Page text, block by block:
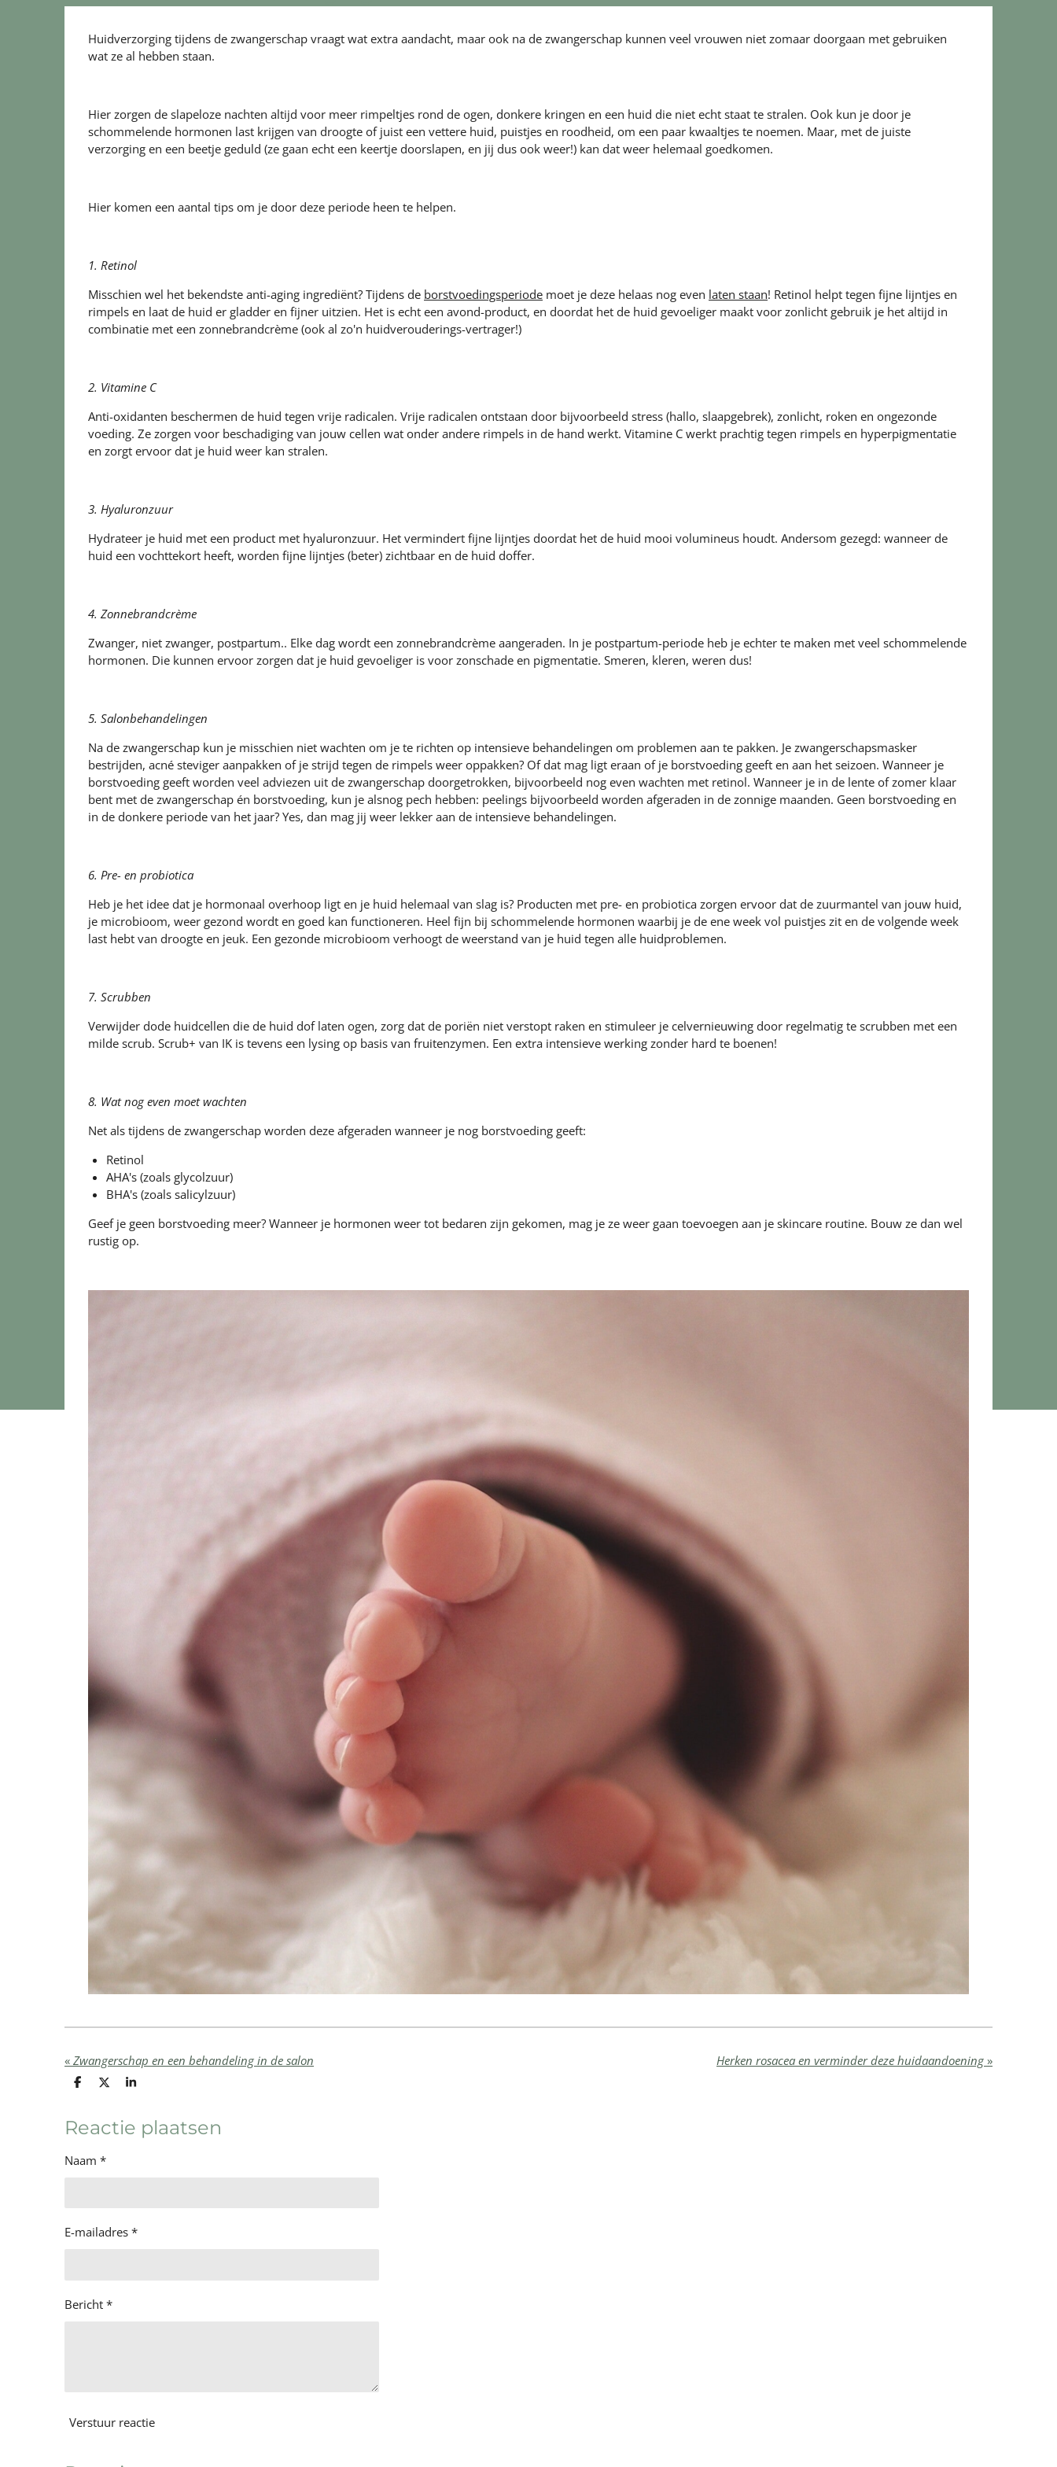
Huidverzorging tijdens de zwangerschap vraagt wat extra aandacht, maar ook na de zwangerschap kunnen veel vrouwen niet zomaar doorgaan met gebruiken
wat ze al hebben staan.
Hier zorgen de slapeloze nachten altijd voor meer rimpeltjes rond de ogen, donkere kringen en een huid die niet echt staat te stralen. Ook kun je door je
schommelende hormonen last krijgen van droogte of juist een vettere huid, puistjes en roodheid, om een paar kwaaltjes te noemen. Maar, met de juiste
verzorging en een beetje geduld (ze gaan echt een keertje doorslapen, en jij dus ook weer!) kan dat weer helemaal goedkomen.
Hier komen een aantal tips om je door deze periode heen te helpen.
1. Retinol
Misschien wel het bekendste anti-aging ingrediënt? Tijdens de borstvoedingsperiode moet je deze helaas nog even laten staan! Retinol helpt tegen fijne lijntjes en
rimpels en laat de huid er gladder en fijner uitzien. Het is echt een avond-product, en doordat het de huid gevoeliger maakt voor zonlicht gebruik je het altijd in
combinatie met een zonnebrandcrème (ook al zo'n huidverouderings-vertrager!)
2. Vitamine C
Anti-oxidanten beschermen de huid tegen vrije radicalen. Vrije radicalen ontstaan door bijvoorbeeld stress (hallo, slaapgebrek), zonlicht, roken en ongezonde
voeding. Ze zorgen voor beschadiging van jouw cellen wat onder andere rimpels in de hand werkt. Vitamine C werkt prachtig tegen rimpels en hyperpigmentatie
en zorgt ervoor dat je huid weer kan stralen.
3. Hyaluronzuur
Hydrateer je huid met een product met hyaluronzuur. Het vermindert fijne lijntjes doordat het de huid mooi volumineus houdt. Andersom gezegd: wanneer de
huid een vochttekort heeft, worden fijne lijntjes (beter) zichtbaar en de huid doffer.
4. Zonnebrandcrème
Zwanger, niet zwanger, postpartum.. Elke dag wordt een zonnebrandcrème aangeraden. In je postpartum-periode heb je echter te maken met veel schommelende
hormonen. Die kunnen ervoor zorgen dat je huid gevoeliger is voor zonschade en pigmentatie. Smeren, kleren, weren dus!
5. Salonbehandelingen
Na de zwangerschap kun je misschien niet wachten om je te richten op intensieve behandelingen om problemen aan te pakken. Je zwangerschapsmasker
bestrijden, acné steviger aanpakken of je strijd tegen de rimpels weer oppakken? Of dat mag ligt eraan of je borstvoeding geeft en aan het seizoen. Wanneer je
borstvoeding geeft worden veel adviezen uit de zwangerschap doorgetrokken, bijvoorbeeld nog even wachten met retinol. Wanneer je in de lente of zomer klaar
bent met de zwangerschap én borstvoeding, kun je alsnog pech hebben: peelings bijvoorbeeld worden afgeraden in de zonnige maanden. Geen borstvoeding en
in de donkere periode van het jaar? Yes, dan mag jij weer lekker aan de intensieve behandelingen.
6. Pre- en probiotica
Heb je het idee dat je hormonaal overhoop ligt en je huid helemaal van slag is? Producten met pre- en probiotica zorgen ervoor dat de zuurmantel van jouw huid,
je microbioom, weer gezond wordt en goed kan functioneren. Heel fijn bij schommelende hormonen waarbij je de ene week vol puistjes zit en de volgende week
last hebt van droogte en jeuk. Een gezonde microbioom verhoogt de weerstand van je huid tegen alle huidproblemen.
7. Scrubben
Verwijder dode huidcellen die de huid dof laten ogen, zorg dat de poriën niet verstopt raken en stimuleer je celvernieuwing door regelmatig te scrubben met een
milde scrub. Scrub+ van IK is tevens een lysing op basis van fruitenzymen. Een extra intensieve werking zonder hard te boenen!
8. Wat nog even moet wachten
Net als tijdens de zwangerschap worden deze afgeraden wanneer je nog borstvoeding geeft:
Retinol
AHA's (zoals glycolzuur)
BHA's (zoals salicylzuur)
Geef je geen borstvoeding meer? Wanneer je hormonen weer tot bedaren zijn gekomen, mag je ze weer gaan toevoegen aan je skincare routine. Bouw ze dan wel
rustig op.
« Zwangerschap en een behandeling in de salon Herken rosacea en verminder deze huidaandoening »
D
e
n
D
l
S
r
e
Reactie plaatsen
Naam *
E-mailadres *
Bericht *
Verstuur reactie